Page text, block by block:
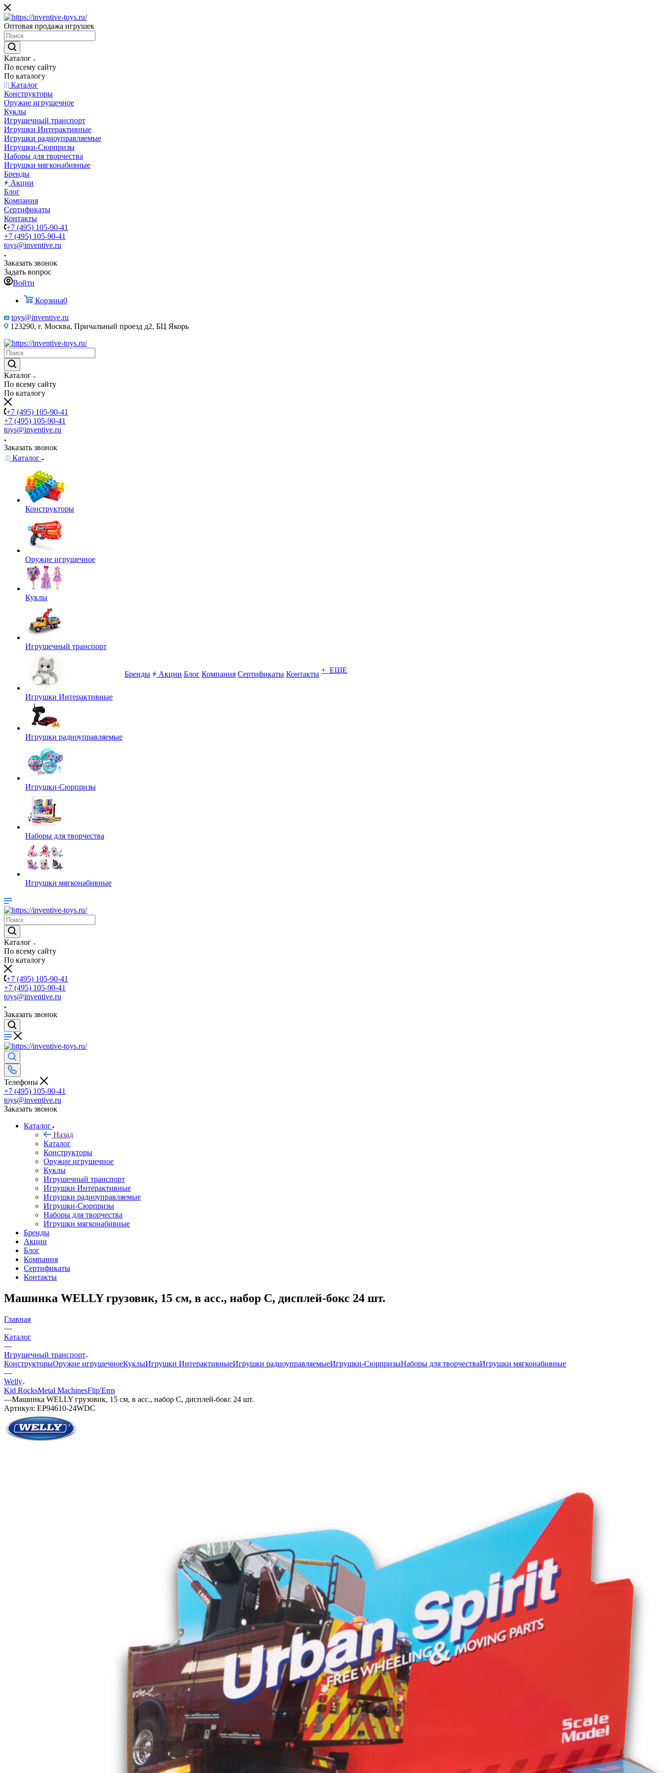
Оптовая продажа игрушек
Каталог
По всему сайту
По каталогу
Каталог
Конструкторы
Оружие игрушечное
Куклы
Игрушечный транспорт
Игрушки Интерактивные
Игрушки радиоуправляемые
Игрушки-Сюрпризы
Наборы для творчества
Игрушки мягконабивные
Бренды
Акции
Блог
Компания
Сертификаты
Контакты
+7 (495) 105-90-41
+7 (495) 105-90-41
toys@inventive.ru
Заказать звонок
Задать вопрос
Войти
Корзина0
toys@inventive.ru
123290, г. Москва, Причальный проезд д2, БЦ Якорь
Каталог
По всему сайту
По каталогу
+7 (495) 105-90-41
+7 (495) 105-90-41
toys@inventive.ru
Заказать звонок
Каталог
Конструкторы
Оружие игрушечное
Куклы
Игрушечный транспорт
Игрушки Интерактивные
Игрушки радиоуправляемые
Игрушки-Сюрпризы
Наборы для творчества
Игрушки мягконабивные
Бренды Акции Блог Компания Сертификаты Контакты + ЕЩЕ
Каталог
По всему сайту
По каталогу
+7 (495) 105-90-41
+7 (495) 105-90-41
toys@inventive.ru
Заказать звонок
Телефоны
+7 (495) 105-90-41
toys@inventive.ru
Заказать звонок
Каталог
Назад
Каталог
Конструкторы
Оружие игрушечное
Куклы
Игрушечный транспорт
Игрушки Интерактивные
Игрушки радиоуправляемые
Игрушки-Сюрпризы
Наборы для творчества
Игрушки мягконабивные
Бренды
Акции
Блог
Компания
Сертификаты
Контакты
Машинка WELLY грузовик, 15 см, в асс., набор C, дисплей-бокс 24 шт.
Главная
—
Каталог
—
Игрушечный транспорт
КонструкторыОружие игрушечноеКуклыИгрушки ИнтерактивныеИгрушки радиоуправляемыеИгрушки-СюрпризыНаборы для творчестваИгрушки мягконабивные
—
Welly
Kid RocksMetal MachinesFlip'Ems
—Машинка WELLY грузовик, 15 см, в асс., набор C, дисплей-бокс 24 шт.
Артикул: EP94610-24WDC